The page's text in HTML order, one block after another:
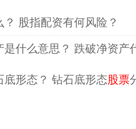
股指配资有何风险？
是什么意思？ 跌破净资产
底形态？ 钻石底形态股票